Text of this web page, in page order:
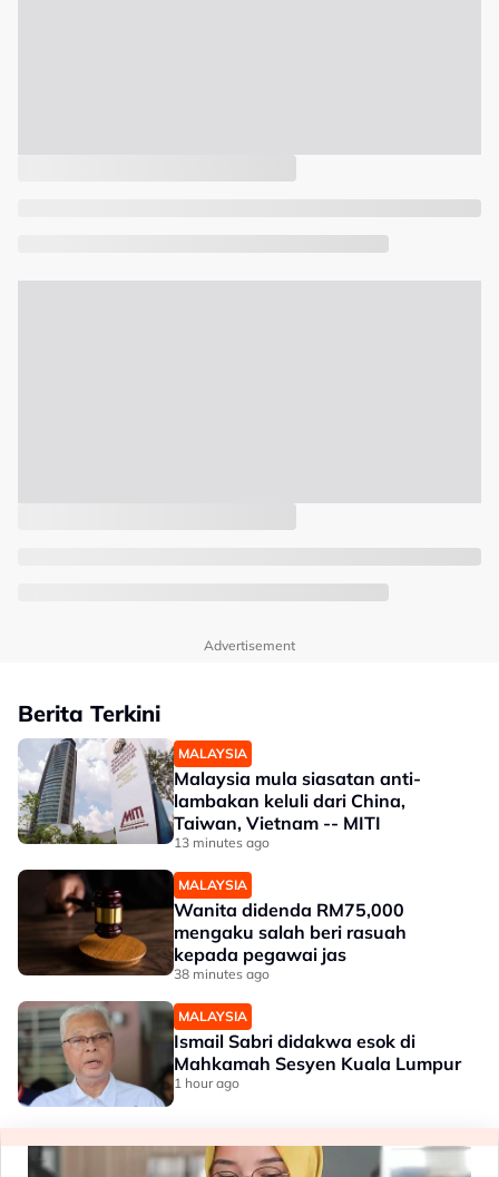
Advertisement
Berita Terkini
MALAYSIA
Malaysia mula siasatan anti-
lambakan keluli dari China,
Taiwan, Vietnam -- MITI
13 minutes ago
MALAYSIA
Wanita didenda RM75,000
mengaku salah beri rasuah
kepada pegawai jas
38 minutes ago
MALAYSIA
Ismail Sabri didakwa esok di
Mahkamah Sesyen Kuala Lumpur
1 hour ago